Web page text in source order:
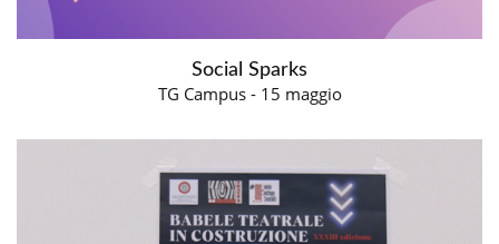
Social Sparks
TG Campus - 15 maggio